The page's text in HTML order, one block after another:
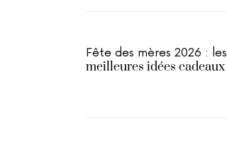
Fête des mères 2026 : les
meilleures idées cadeaux